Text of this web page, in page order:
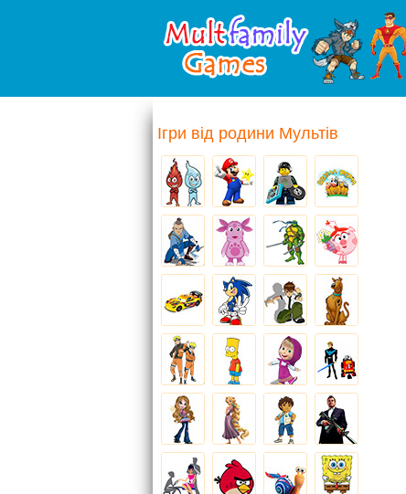
Ігри від родини Мультів